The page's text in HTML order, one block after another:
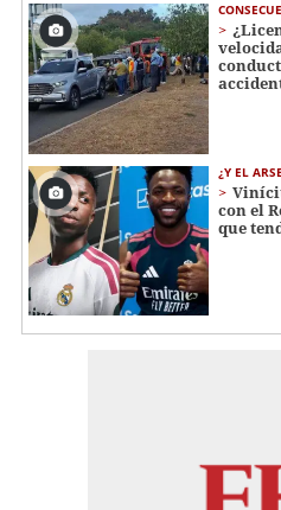
¿Y EL
con el
que